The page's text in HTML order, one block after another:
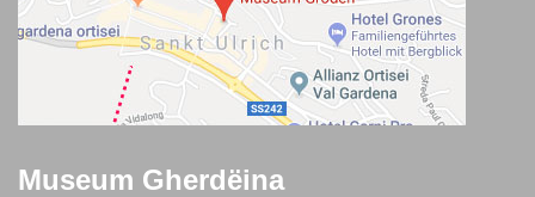
Museum Gherdëina